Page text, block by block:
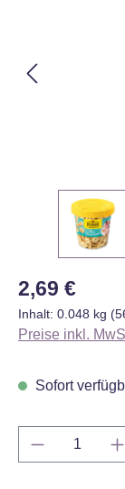
Regulärer Preis:
2,69 €
Inhalt: 0.048 kg
Preise inkl.
Sofort
Produkt